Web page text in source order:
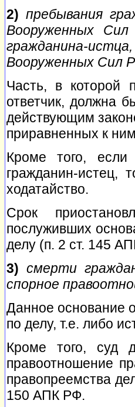
2) пребывания
Вооруженных Сил
гражданина-
Вооруженных Сил
Часть, в которой
ответчик, должна
действующим
приравненных к
Кроме того,
гражданин-истец,
ходатайство.
Срок
послуживших
делу (п. 2 ст. 145
3) смерти
спорное
Данное основание
по делу, т.е. либо
Кроме того, суд
правоотношение
правопреемства
150 АПК РФ.